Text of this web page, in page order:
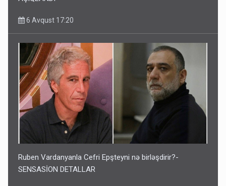
6 Avqust 17:20
Ruben Vardanyanla Cefri Epşteyni nə birləşdirir?-
SENSASİON DETALLAR